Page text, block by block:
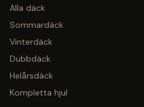
Alla däck
Sommardäck
Vinterdäck
Dubbdäck
Helårsdäck
Kompletta hjul